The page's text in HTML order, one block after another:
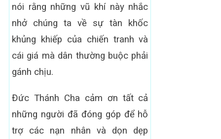
nói rằng những vũ khí này nhắc
nhở chúng ta về sự tàn khốc
khủng khiếp của chiến tranh và
cái giá mà dân thường buộc phải
gánh chịu.
Đức Thánh Cha cảm ơn tất cả
những người đã đóng góp để hỗ
trợ các nạn nhân và dọn dẹp